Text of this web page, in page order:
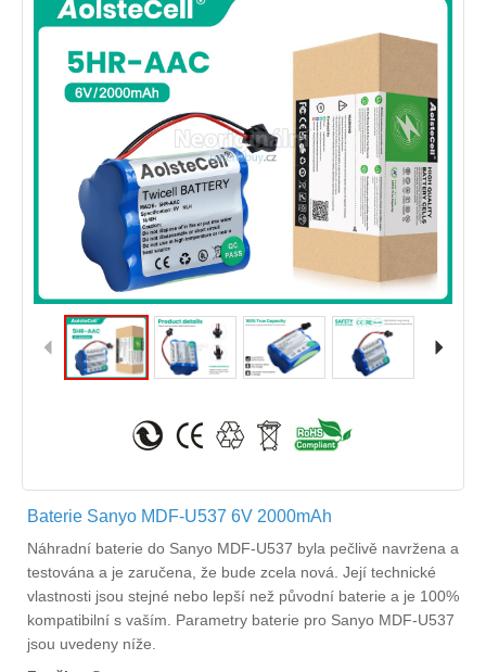
Baterie Sanyo MDF-U537 6V 2000mAh
Náhradní baterie do Sanyo MDF-U537 byla pečlivě navržena a
testována a je zaručena, že bude zcela nová. Její technické
vlastnosti jsou stejné nebo lepší než původní baterie a je 100%
kompatibilní s vaším. Parametry baterie pro Sanyo MDF-U537
jsou uvedeny níže.